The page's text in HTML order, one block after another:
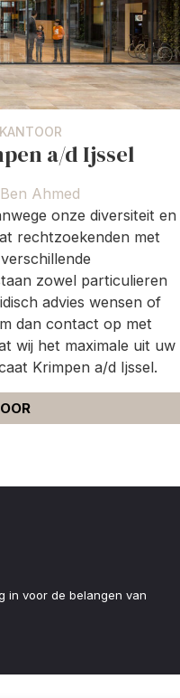
a/d Ijssel
Ben Ahmed
onze diversiteit en
rechtzoekenden met
zowel particulieren
advies wensen of
dan contact op met
wij het maximale uit uw
Krimpen a/d Ijssel.
in voor de belangen van